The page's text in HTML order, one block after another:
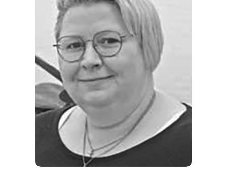
REISEMAGAZINE
THEMEN
ANGEBOTE